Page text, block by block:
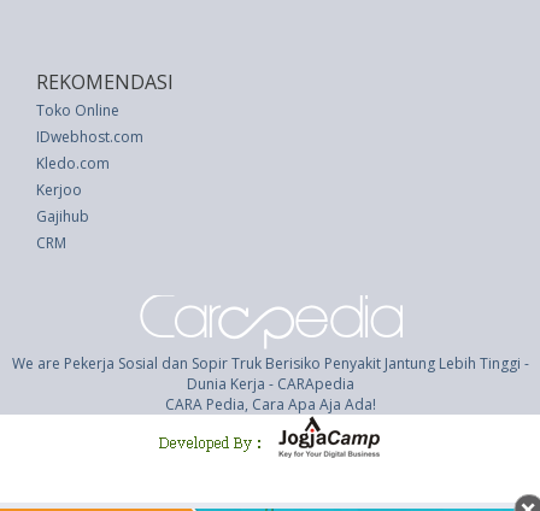
REKOMENDASI
Toko Online
IDwebhost.com
Kledo.com
Kerjoo
Gajihub
CRM
We are Pekerja Sosial dan Sopir Truk Berisiko Penyakit Jantung Lebih Tinggi -
Dunia Kerja - CARApedia
CARA Pedia, Cara Apa Aja Ada!